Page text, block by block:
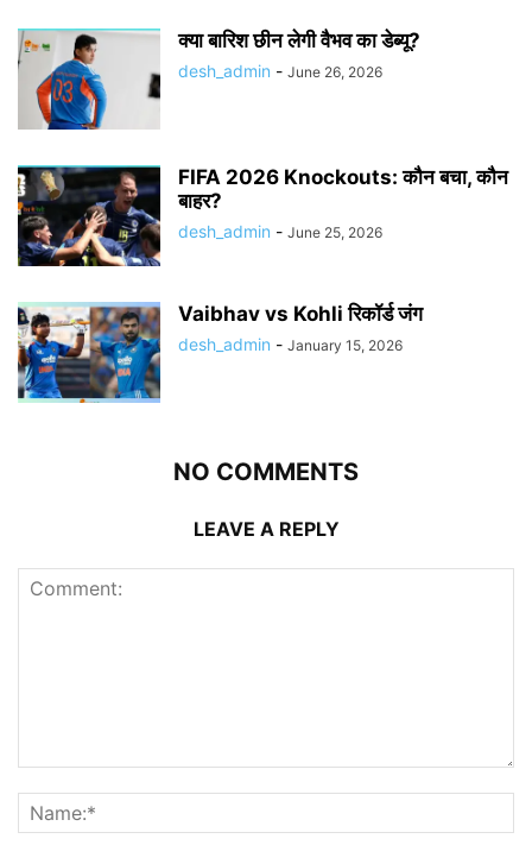
क्या बारिश छीन लेगी वैभव का डेब्यू?
desh_admin - June 26, 2026
FIFA 2026 Knockouts: कौन बचा, कौन
बाहर?
desh_admin - June 25, 2026
Vaibhav vs Kohli रिकॉर्ड जंग
desh_admin - January 15, 2026
NO COMMENTS
LEAVE A REPLY